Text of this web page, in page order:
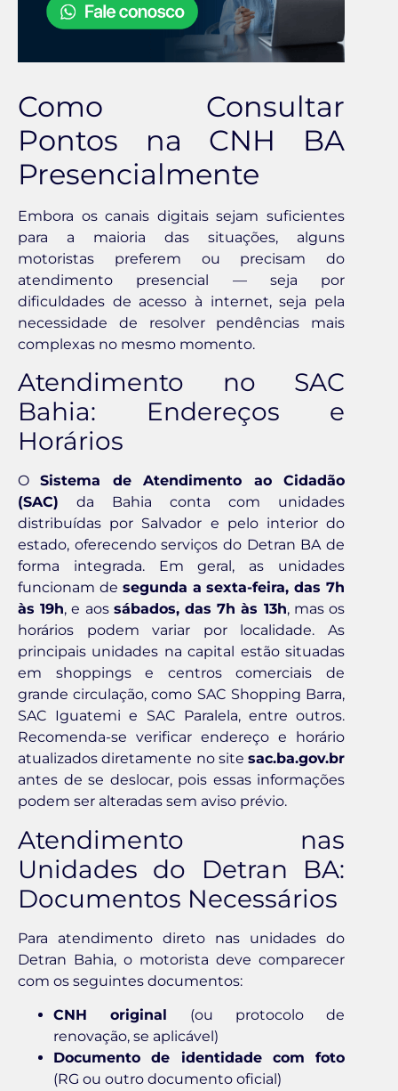
Como Consultar
Pontos na CNH BA
Presencialmente
Embora os canais digitais sejam suficientes
para a maioria das situações, alguns
motoristas preferem ou precisam do
atendimento presencial — seja por
dificuldades de acesso à internet, seja pela
necessidade de resolver pendências mais
complexas no mesmo momento.
Atendimento no SAC
Bahia: Endereços e
Horários
OSistema de Atendimento ao Cidadão
(SAC) da Bahia conta com unidades
distribuídas por Salvador e pelo interior do
estado, oferecendo serviços do Detran BA de
forma integrada. Em geral, as unidades
funcionam de segunda a sexta-feira, das 7h
às 19h, e aos sábados, das 7h às 13h, mas os
horários podem variar por localidade. As
principais unidades na capital estão situadas
em shoppings e centros comerciais de
grande circulação, como SAC Shopping Barra,
SAC Iguatemi e SAC Paralela, entre outros.
Recomenda-se verificar endereço e horário
atualizados diretamente no site sac.ba.gov.br
antes de se deslocar, pois essas informações
podem ser alteradas sem aviso prévio.
Atendimento nas
Unidades do Detran BA:
Documentos Necessários
Para atendimento direto nas unidades do
Detran Bahia, o motorista deve comparecer
com os seguintes documentos:
CNH original (ou protocolo de
renovação, se aplicável)
Documento de identidade com foto
(RG ou outro documento oficial)